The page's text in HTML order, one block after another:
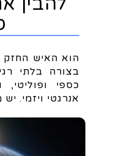
הוא האיש החזק
בצורה בלתי
כספי
אנרגטי ויזמי.